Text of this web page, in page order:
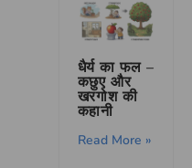
धैर्य का फल –
कछुए और
खरगोश की
कहानी
Read More »